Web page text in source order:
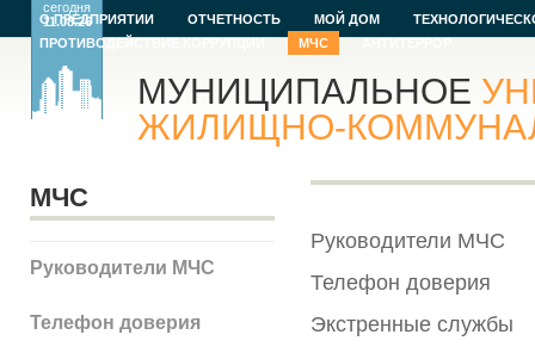
МУНИЦИПАЛЬНОЕ
ЖИЛИЩНО-
сегодня
11.08.26
О ПРЕДПРИЯТИИ ОТЧЕТНОСТЬ МОЙ ДОМ
ПРОТИВОДЕЙСТВИЕ КОРРУПЦИИ
МЧС АНТИТЕРРОР
МЧС
Руководители МЧС
Телефон доверия
Руководители МЧС
Телефон доверия
Экстренные службы